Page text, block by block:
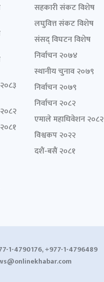
सहकारी संकट विशेष
लघुवित्त संकट विशेष
संसद् विघटन विशेष
निर्वाचन २०७४
स्थानीय चुनाव २०७९
निर्वाचन २०७९
निर्वाचन २०८२
एमाले महाधिवेशन २०८२
विश्वकप २०२२
दशैं-बसैं २०८१
1-4790176, +977-1-4796489